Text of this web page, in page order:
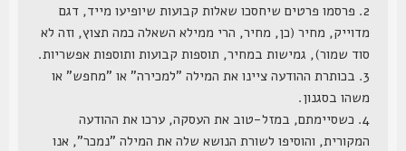
2. פרסמו פרטים שיחסכו שאלות קבועות שיופיעו מייד, דגם
מדוייק, מחיר (כן, מחיר, הרי ממילא השאלה כמה תצוץ, וזה לא
סוד שמור), גמישות במחיר, תוספות קבועות ותוספות אפשריות.
3. בכותרת ההודעה ציינו את המילה "למכירה" או "מחפש" או
משהו בסגנון.
4. כשסיימתם, במזל-טוב את העסקה, ערכו את ההודעה
המקורית, והוסיפו לשורת הנושא שלה את המילה "נמכר", אנו